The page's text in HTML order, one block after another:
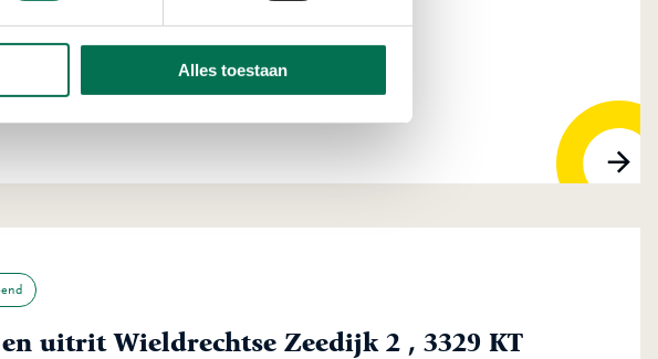
Alles toestaan
Vastgoed B.V.
8, 3313 LC Dordrecht
uitrit Wieldrechtse Zeedijk 2 , 3329 KT